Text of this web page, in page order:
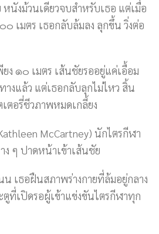
นังม้วนเดียวจบสำหรับเธอ แต่เมื่อ
๐ เมตร เธอกลับล้มลง ลุกขึ้น วิ่งต่อ
ง ๑๐ เมตร เส้นชัยรออยู่แค่เอื้อม
งแล้ว แต่เธอกลับลุกไม่ไหว สิ้น
ตอรี่ชีวภาพหมดเกลี้ยง
McCartney) นักไตรกีฬา
ง ๆ ปาดหน้าเข้าเส้นชัย
เธอฝืนสภาพร่างกายที่ล้มอยู่กลาง
ที่เปิดรอผู้เข้าแข่งขันไตรกีฬาทุก